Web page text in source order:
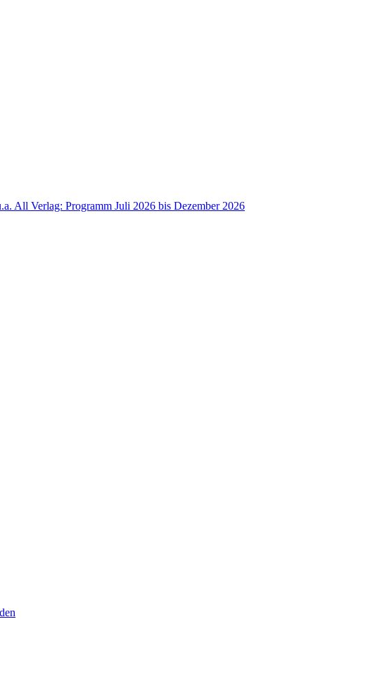
All Verlag: Programm Juli 2026 bis Dezember 2026